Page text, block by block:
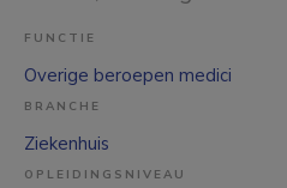
FUNCTIE
Overige beroepen medici
BRANCHE
Ziekenhuis
OPLEIDINGSNIVEAU